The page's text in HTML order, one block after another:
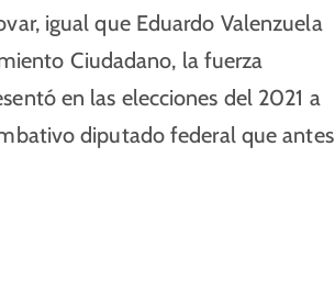
igual que Eduardo Valenzuela
Ciudadano, la fuerza
en las elecciones del 2021 a
diputado federal que antes